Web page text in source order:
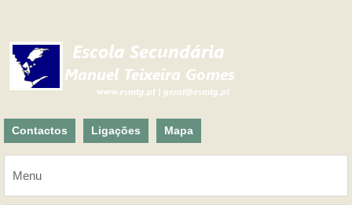
Contactos Ligações Mapa
Menu